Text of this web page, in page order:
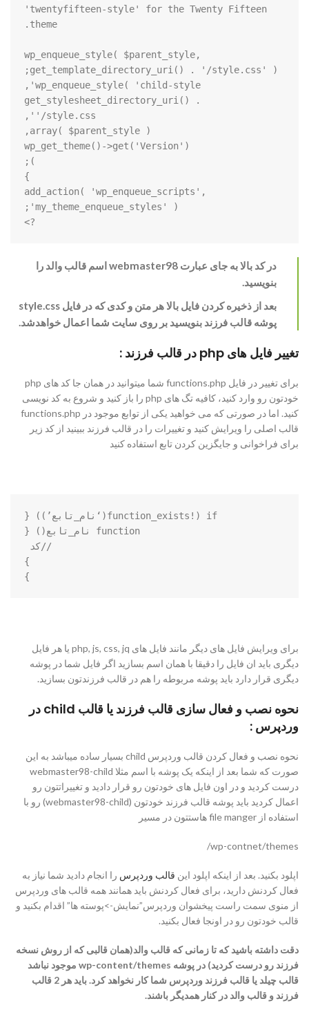
'twentyfifteen-style' for the Twenty Fifteen
    wp_enqueue_style( $parent_style,
        get_stylesheet_directory_uri() .
add_action( 'wp_enqueue_scripts',
?>
در کد بالا به جای عبارت webmaster98 اسم قالب والد را
بنویسید.
بعد از ذخیره کردن فایل بالا هر متن و کدی که در فایل style.css
پوشه قالب فرزند بنویسید بر روی سایت شما اعمال خواهدشد.
تغییر فایل های php در قالب فرزند :
برای تغییر در فایل functions.php شما میتوانید در همان جا کد های php
خودتون رو وارد کنید، کافیه تگ های php را باز کنید و شروع به کد نویسی
کنید. اما در صورتی که می خواهید یکی از توابع موجود در functions.php
قالب اصلی را ویرایش کنید و تغییرات را در قالب فرزند ببینید از کد زیر
برای فراخوانی و جایگزین کردن تابع استفاده کنید
}
برای ویرایش فایل های دیگر مانند فایل های php, js, css, jq یا هر فایل
دیگری باید ان فایل را دقیقا با همان اسم بسازید اگر فایل شما در پوشه
دیگری قرار دارد باید پوشه مربوطه را هم در قالب فرزندتون بسازید.
نحوه نصب و فعال سازی قالب فرزند یا قالب child در
وردپرس :
نحوه نصب و فعال کردن قالب وردپرس child بسیار ساده میباشد به این
صورت که شما بعد از اینکه یک پوشه با اسم مثلا webmaster98-child
درست کردید و در اون فایل های خودتون رو قرار دادید و تغییراتتون رو
اعمال کردید باید پوشه قالب فرزند خودتون (webmaster98-child) رو با
استفاده از file manger هاستتون در مسیر
wp-contnet/themes/
اپلود بکنید. بعد از اینکه اپلود این قالب وردپرس را انجام دادید شما نیاز به
فعال کردنش دارید، برای فعال کردنش باید همانند همه قالب های وردپرس
از منوی سمت راست پیخشوان وردپرس”نمایش->پوسته ها” اقدام بکنید و
قالب خودتون رو در اونجا فعال بکنید.
دقت داشته باشید که تا زمانی که قالب والد(همان قالبی که از روش نسخه
فرزند رو درست کردید) در پوشه wp-content/themes موجود نباشد
قالب چیلد یا قالب فرزند وردپرس شما کار نخواهد کرد. باید هر 2 قالب
فرزند و قالب والد در کنار همدیگر باشند.